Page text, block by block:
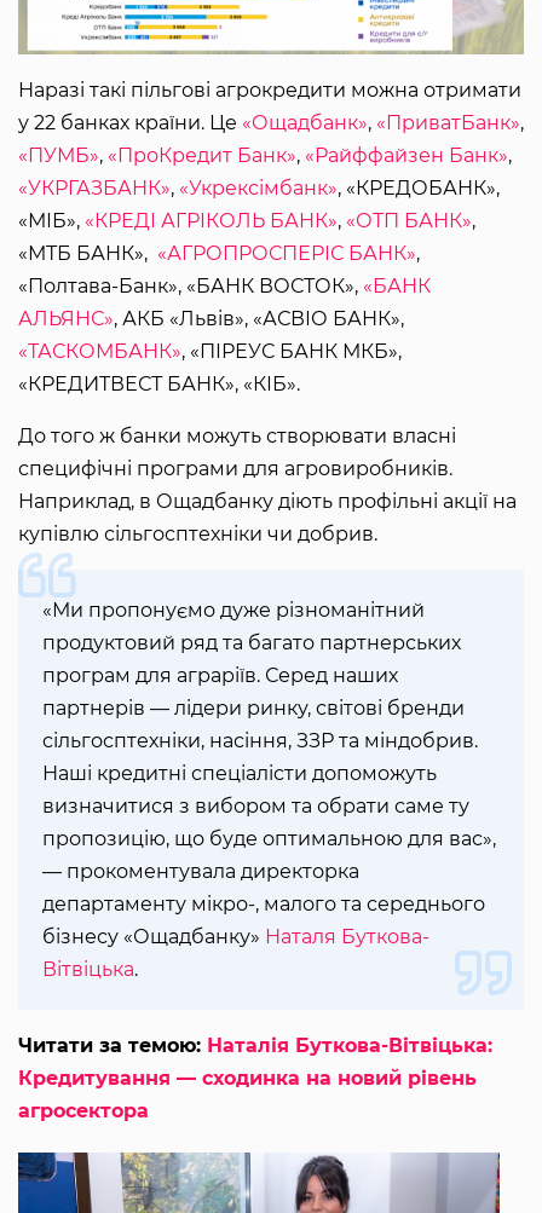
Наразі такі пільгові агрокредити можна отримати
у 22 банках країни. Це «Ощадбанк», «ПриватБанк»,
«ПУМБ», «ПроКредит Банк», «Райффайзен Банк»,
«УКРГАЗБАНК», «Укрексімбанк», «КРЕДОБАНК»,
«МІБ», «КРЕДІ АГРІКОЛЬ БАНК», «ОТП БАНК»,
«МТБ БАНК», «АГРОПРОСПЕРІС БАНК»,
«Полтава-Банк», «БАНК ВОСТОК», «БАНК
АЛЬЯНС», АКБ «Львів», «АСВІО БАНК»,
«ТАСКОМБАНК», «ПІРЕУС БАНК МКБ»,
«КРЕДИТВЕСТ БАНК», «КІБ».
До того ж банки можуть створювати власні
специфічні програми для агровиробників.
Наприклад, в Ощадбанку діють профільні акції на
купівлю сільгосптехніки чи добрив.
«Ми пропонуємо дуже різноманітний
продуктовий ряд та багато партнерських
програм для аграріїв. Серед наших
партнерів — лідери ринку, світові бренди
сільгосптехніки, насіння, ЗЗР та міндобрив.
Наші кредитні спеціалісти допоможуть
визначитися з вибором та обрати саме ту
пропозицію, що буде оптимальною для вас»,
— прокоментувала директорка
департаменту мікро-, малого та середнього
бізнесу «Ощадбанку» Наталя Буткова-
Вітвіцька.
Читати за темою: Наталія Буткова-Вітвіцька:
Кредитування — сходинка на новий рівень
агросектора